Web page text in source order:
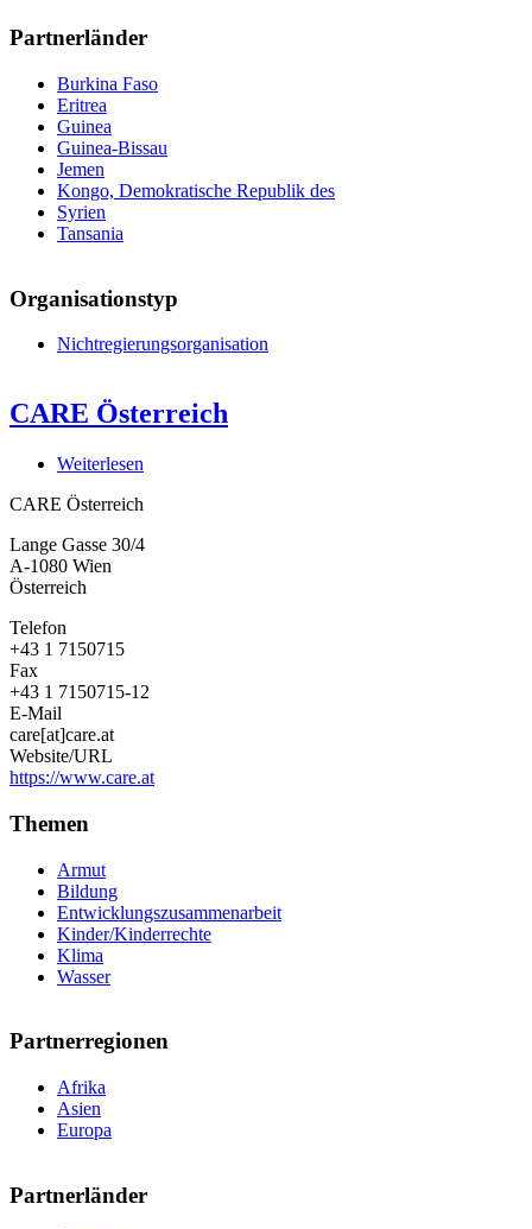
Partnerländer
Burkina Faso
Eritrea
Guinea
Guinea-Bissau
Jemen
Kongo, Demokratische Republik des
Syrien
Tansania
Organisationstyp
Nichtregierungsorganisation
CARE Österreich
Weiterlesen
CARE Österreich
Lange Gasse 30/4
A-1080 Wien
Österreich
Telefon
+43 1 7150715
Fax
+43 1 7150715-12
E-Mail
care[at]care.at
Website/URL
https://www.care.at
Themen
Armut
Bildung
Entwicklungszusammenarbeit
Kinder/Kinderrechte
Klima
Wasser
Partnerregionen
Afrika
Asien
Europa
Partnerländer